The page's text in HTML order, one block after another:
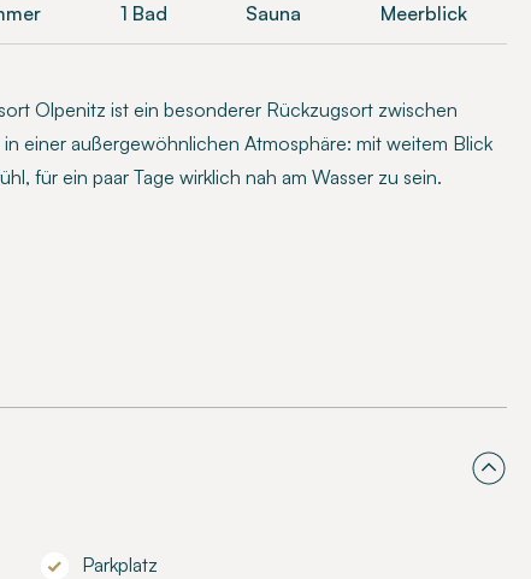
1 Bad Sauna Meerblick
Olpenitz ist ein besonderer Rückzugsort zwischen
einer außergewöhnlichen Atmosphäre: mit weitem Blick
für ein paar Tage wirklich nah am Wasser zu sein.
Parkplatz